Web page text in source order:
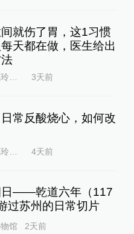
就伤了胃，这1习惯
天都在做，医生给出
3天前
常反酸烧心，如何改
4天前
日——乾道六年（117
过苏州的日常切片
馆 2天前